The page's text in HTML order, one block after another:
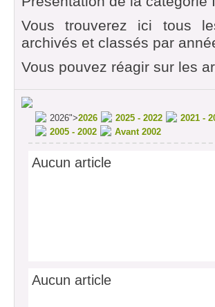
Vous trouverez ici tous
archivés et classés par
Vous pouvez réagir sur les
2026">2026 2025 - 2022 2021 -
2005 - 2002
Avant 2002
Aucun article
Aucun article